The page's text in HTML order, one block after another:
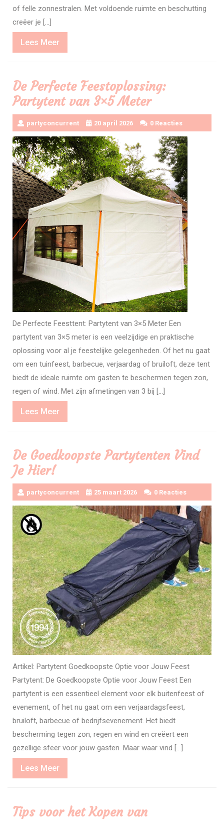
of felle zonnestralen. Met voldoende ruimte en beschutting
creëer je […]
Lees MeerLees
Meer
De Perfecte Feestoplossing:
Partytent van 3×5 Meter
partyconcurrent 20 april 2026 0 Reacties
De Perfecte Feesttent: Partytent van 3×5 Meter Een
partytent van 3×5 meter is een veelzijdige en praktische
oplossing voor al je feestelijke gelegenheden. Of het nu gaat
om een tuinfeest, barbecue, verjaardag of bruiloft, deze tent
biedt de ideale ruimte om gasten te beschermen tegen zon,
regen of wind. Met zijn afmetingen van 3 bij […]
Lees MeerLees
Meer
De Goedkoopste Partytenten Vind
Je Hier!
partyconcurrent 25 maart 2026 0 Reacties
Artikel: Partytent Goedkoopste Optie voor Jouw Feest
Partytent: De Goedkoopste Optie voor Jouw Feest Een
partytent is een essentieel element voor elk buitenfeest of
evenement, of het nu gaat om een verjaardagsfeest,
bruiloft, barbecue of bedrijfsevenement. Het biedt
bescherming tegen zon, regen en wind en creëert een
gezellige sfeer voor jouw gasten. Maar waar vind […]
Lees MeerLees
Meer
Tips voor het Kopen van